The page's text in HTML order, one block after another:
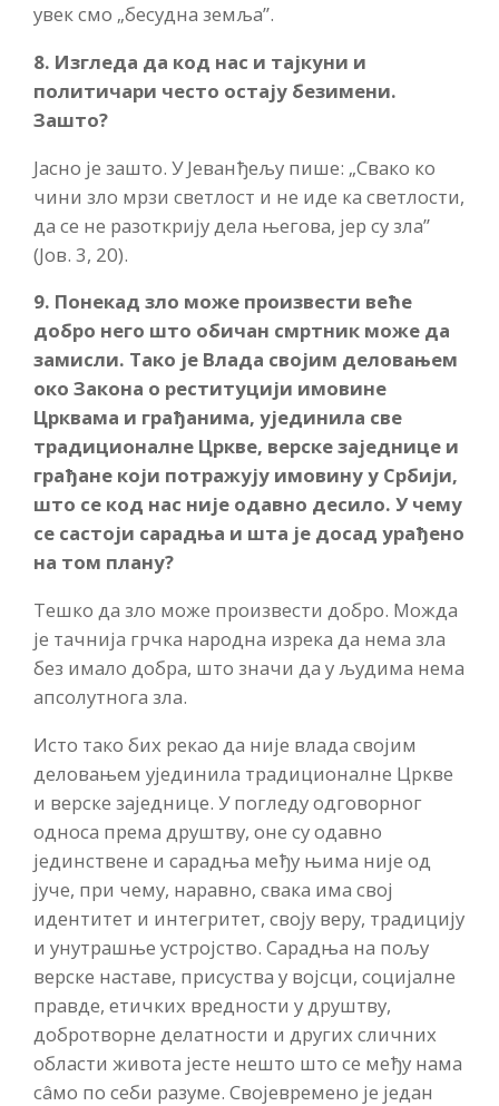
увек смо „бесудна земља”.
8. Изгледа да код нас и тајкуни и
политичари често остају безимени.
Зашто?
Јасно је зашто. У Јеванђељу пише: „Свако ко
чини зло мрзи светлост и не иде ка светлости,
да се не разоткрију дела његова, јер су зла”
(Јов. 3, 20).
9. Понекад зло може произвести веће
добро него што обичан смртник може да
замисли. Тако је Влада својим деловањем
око Закона о реституцији имовине
Црквама и грађанима, ујединила све
традиционалне Цркве, верске заједнице и
грађане који потражују имовину у Србији,
што се код нас није одавно десило. У чему
се састоји сарадња и шта је досад урађено
на том плану?
Тешко да зло може произвести добро. Можда
је тачнија грчка народна изрека да нема зла
без имало добра, што значи да у људима нема
апсолутнога зла.
Исто тако бих рекао да није влада својим
деловањем ујединила традиционалне Цркве
и верске заједнице. У погледу одговорног
односа према друштву, оне су одавно
јединствене и сарадња међу њима није од
јуче, при чему, наравно, свака има свој
идентитет и интегритет, своју веру, традицију
и унутрашње устројство. Сарадња на пољу
верске наставе, присуства у војсци, социјалне
правде, етичких вредности у друштву,
добротворне делатности и других сличних
области живота јесте нешто што се међу нама
сâмо по себи разуме. Својевремено је један